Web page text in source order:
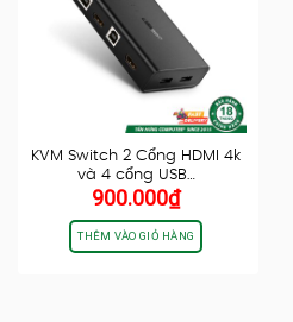
KVM Switch 2 Cổng HDMI 4k
và 4 cổng USB…
900.000₫
THÊM VÀO GIỎ HÀNG